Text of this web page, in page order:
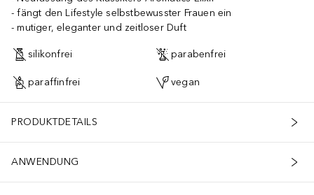
fängt den Lifestyle selbstbewusster Frauen ein
mutiger, eleganter und zeitloser Duft
silikonfrei parabenfrei
paraffinfrei vegan
PRODUKTDETAILS
ANWENDUNG